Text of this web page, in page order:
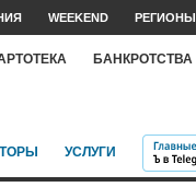
WEEKEND РЕГИОНЫ
БАНКРОТСТВА
УСЛУГИ